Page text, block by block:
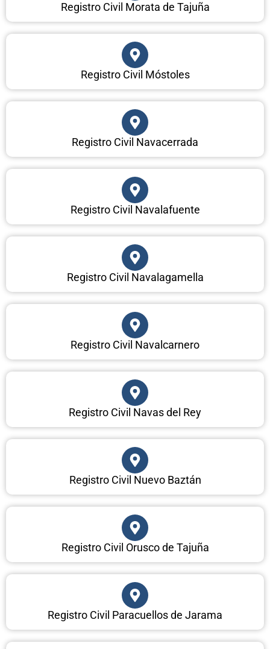
Registro Civil Morata de Tajuña
Registro Civil Móstoles
Registro Civil Navacerrada
Registro Civil Navalafuente
Registro Civil Navalagamella
Registro Civil Navalcarnero
Registro Civil Navas del Rey
Registro Civil Nuevo Baztán
Registro Civil Orusco de Tajuña
Registro Civil Paracuellos de Jarama